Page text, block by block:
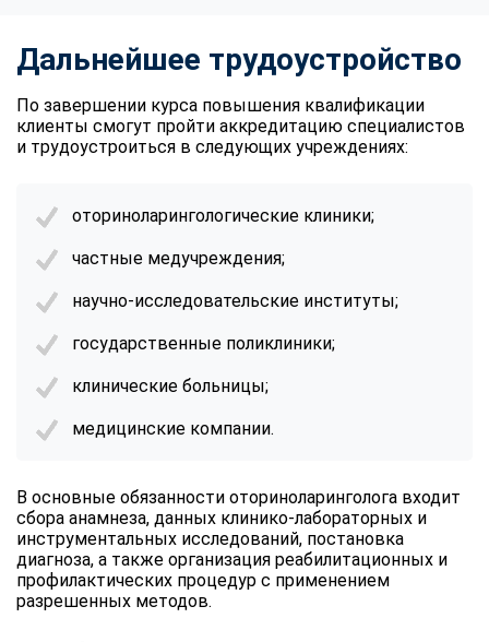
Дальнейшее трудоустройство
По завершении курса повышения квалификации
клиенты смогут пройти аккредитацию специалистов
и трудоустроиться в следующих учреждениях:
оториноларингологические клиники;
частные медучреждения;
научно-исследовательские институты;
государственные поликлиники;
клинические больницы;
медицинские компании.
В основные обязанности оториноларинголога входит
сбора анамнеза, данных клинико-лабораторных и
инструментальных исследований, постановка
диагноза, а также организация реабилитационных и
профилактических процедур с применением
разрешенных методов.